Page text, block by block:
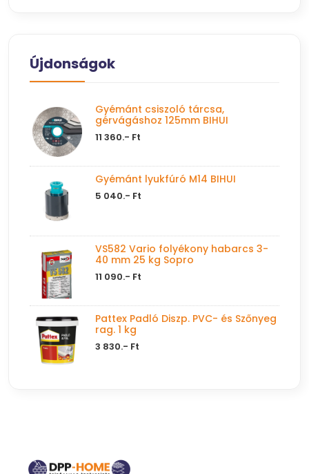
Újdonságok
Gyémánt csiszoló tárcsa,
gérvágáshoz 125mm BIHUI
11 360.- Ft
Gyémánt lyukfúró M14 BIHUI
5 040.- Ft
VS582 Vario folyékony habarcs 3-
40 mm 25 kg Sopro
11 090.- Ft
Pattex Padló Diszp. PVC- és Szőnyeg
rag. 1 kg
3 830.- Ft